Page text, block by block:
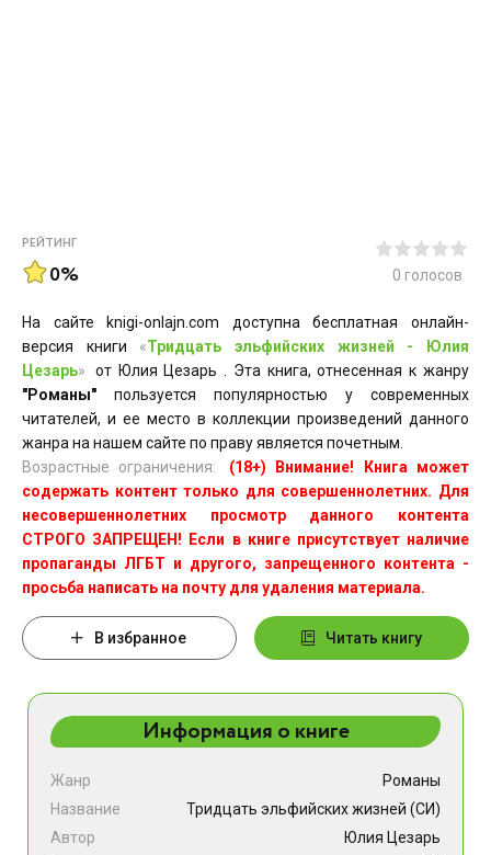
РЕЙТИНГ
0% 0 голосов
На сайте knigi-onlajn.com доступна бесплатная онлайн-
версия книги «Тридцать эльфийских жизней - Юлия
Цезарь»
от Юлия Цезарь . Эта книга, отнесенная к жанру
"Романы" пользуется популярностью у современных
читателей, и ее место в коллекции произведений данного
жанра на нашем сайте по праву является почетным.
Возрастные ограничения:
(18+) Внимание! Книга может
содержать контент только для совершеннолетних. Для
несовершеннолетних просмотр данного контента
СТРОГО ЗАПРЕЩЕН! Если в книге присутствует наличие
пропаганды ЛГБТ и другого, запрещенного контента -
просьба написать на почту для удаления материала.
В избранное Читать книгу
Информация о книге
Жанр
Романы
Название
Тридцать эльфийских жизней (СИ)
Автор
Юлия Цезарь